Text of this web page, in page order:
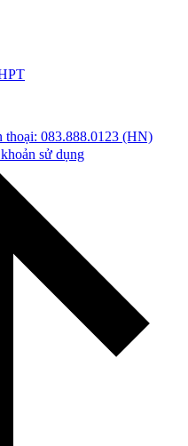
thoại: 083.888.0123 (HN)
sử dụng